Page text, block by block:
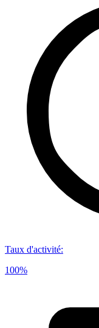
Taux d'activité:
100%